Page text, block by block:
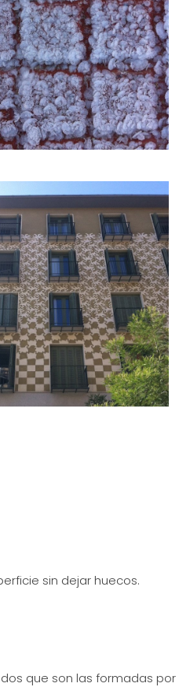
sin dejar huecos.
que son las formadas